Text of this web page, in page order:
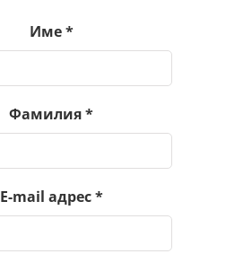
Име*
Фамилия*
E-mail адрес*